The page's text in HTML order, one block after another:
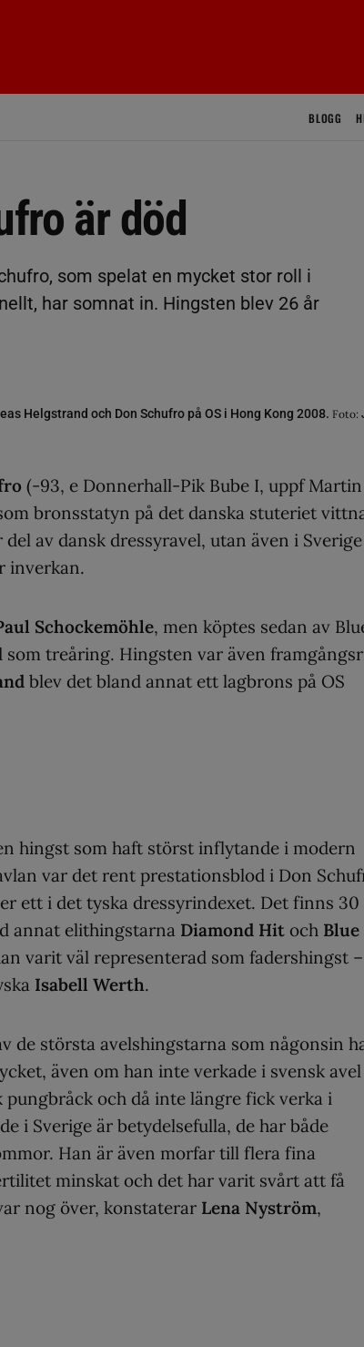
BLOGG
är död
som spelat en mycket stor roll i
har somnat in. Hingsten blev 26 år
Helgstrand och Don Schufro på OS i Hong Kong 2008. Foto:
(-93, e Donnerhall-Pik Bube I, uppf Martin
bronsstatyn på det danska stuteriet
av dansk dressyravel, utan även i Sverige
inverkan.
Schockemöhle, men köptes sedan av
treåring. Hingsten var även
blev det bland annat ett lagbrons på OS
hingst som haft störst inflytande i modern
var det rent prestationsblod i Don
ett i det tyska dressyrindexet. Det finns 30
annat elithingstarna Diamond Hit och Blue
varit väl representerad som fadershingst –
Isabell Werth.
de största avelshingstarna som någonsin
även om han inte verkade i svensk avel
och då inte längre fick verka i
i Sverige är betydelsefulla, de har både
Han är även morfar till flera fina
minskat och det har varit svårt att få
nog över, konstaterar Lena Nyström,